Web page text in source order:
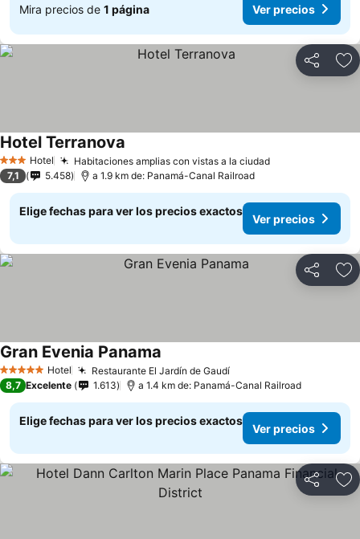
Mira precios de 1 página Ver precios
Compartir
3 Estrellas
Hotel Habitaciones amplias con vistas a la ciudadVer precios
Hotel Terranova
7,1 5.458 a 1.9 km de: Panamá-Canal Railroad
Elige fechas para ver los precios exactos
Ver precios
Compartir
5 Estrellas Hotel Restaurante El Jardín de GaudíVer precios
Gran Evenia Panama
8,7 Excelente 1.613 a 1.4 km de: Panamá-Canal Railroad
Elige fechas para ver los precios exactos
Ver precios
Compartir